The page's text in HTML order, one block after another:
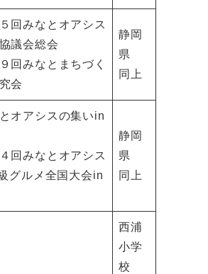
回みなとオアシス
議会総会
回みなとまちづく
会
静岡
県
同上
オアシスの集いin
回みなとオアシス
グルメ全国大会in
静岡
県
同上
西浦
小学
校